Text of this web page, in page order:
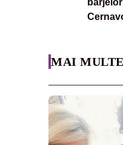
MAI